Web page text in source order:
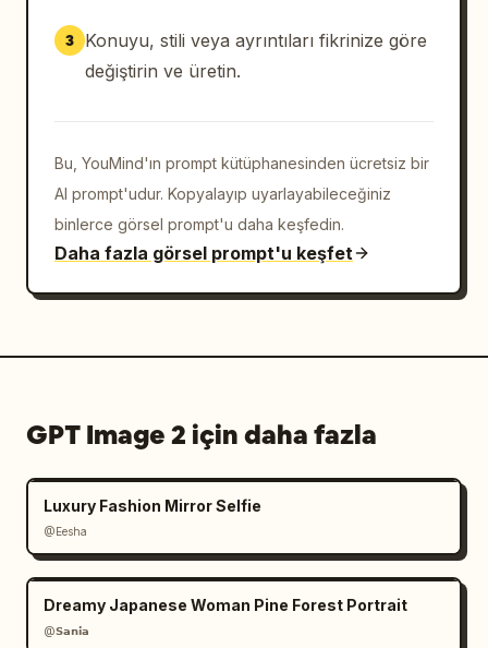
3
Konuyu, stili veya ayrıntıları fikrinize göre
değiştirin ve üretin.
Bu, YouMind'ın prompt kütüphanesinden ücretsiz bir
AI prompt'udur. Kopyalayıp uyarlayabileceğiniz
binlerce görsel prompt'u daha keşfedin.
Daha fazla görsel prompt'u keşfet
GPT Image 2 için daha fazla
Luxury Fashion Mirror Selfie
@Eesha
Dreamy Japanese Woman Pine Forest Portrait
@𝗦𝗮𝗻𝗶𝗮